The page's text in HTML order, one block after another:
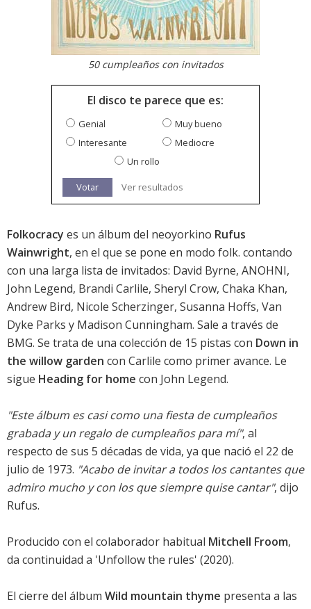
50 cumpleaños con invitados
El disco te parece que es:
Genial
Muy bueno
Interesante
Mediocre
Un rollo
Votar Ver resultados
Folkocracy es un álbum del neoyorkino Rufus
Wainwright, en el que se pone en modo folk. contando
con una larga lista de invitados: David Byrne, ANOHNI,
John Legend, Brandi Carlile, Sheryl Crow, Chaka Khan,
Andrew Bird, Nicole Scherzinger, Susanna Hoffs, Van
Dyke Parks y Madison Cunningham. Sale a través de
BMG. Se trata de una colección de 15 pistas con Down in
the willow garden con Carlile como primer avance. Le
sigue Heading for home con John Legend.
"Este álbum es casi como una fiesta de cumpleaños
grabada y un regalo de cumpleaños para mí", al
respecto de sus 5 décadas de vida, ya que nació el 22 de
julio de 1973. "Acabo de invitar a todos los cantantes que
admiro mucho y con los que siempre quise cantar", dijo
Rufus.
Producido con el colaborador habitual Mitchell Froom,
da continuidad a 'Unfollow the rules' (2020).
El cierre del álbum Wild mountain thyme presenta a las